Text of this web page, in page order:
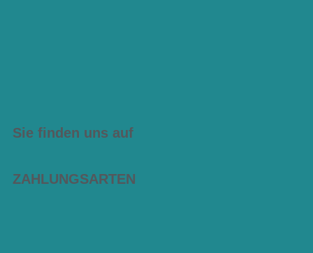
Sie finden uns auf
ZAHLUNGSARTEN